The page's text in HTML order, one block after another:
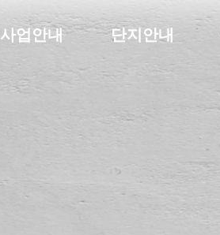
사업안내 단지안내